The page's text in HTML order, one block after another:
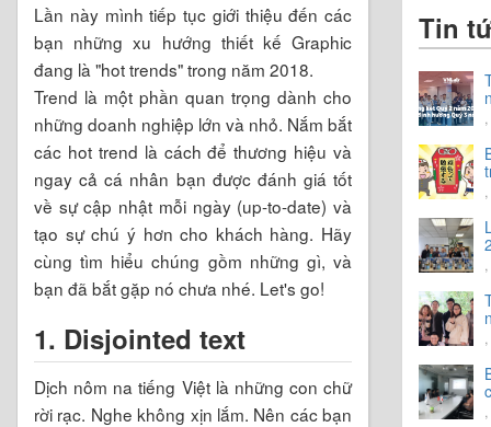
Lần này mình tiếp tục giới thiệu đến các
bạn những xu hướng thiết kế Graphic
đang là "hot trends" trong năm 2018.
Trend là một phần quan trọng dành cho
những doanh nghiệp lớn và nhỏ. Nắm bắt
các hot trend là cách để thương hiệu và
ngay cả cá nhân bạn được đánh giá tốt
về sự cập nhật mỗi ngày (up-to-date) và
tạo sự chú ý hơn cho khách hàng. Hãy
cùng tìm hiểu chúng gồm những gì, và
bạn đã bắt gặp nó chưa nhé. Let's go!
1. Disjointed text
Dịch nôm na tiếng Việt là những con chữ
rời rạc. Nghe không xịn lắm. Nên các bạn
Tin